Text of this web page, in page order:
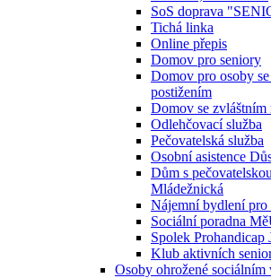
SoS doprava
Tichá linka
Online přepis
Domov pro seniory
Domov pro osoby
postižením
Domov se zvláštním
Odlehčovací služba
Pečovatelská služba
Osobní asistence
Dům s
Mládežnická
Nájemní bydlení pro
Sociální poradna
Spolek Prohandicap
Klub aktivních
Osoby ohrožené